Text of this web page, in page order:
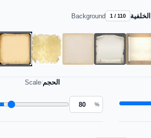
Background 1 / 110 الخلفية
Scale/الحجم
%